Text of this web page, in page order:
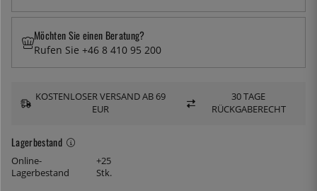
Lagerbestand
Online-
Lagerbestand
+25
Stk.
Möchten Sie einen Beratung?
Rufen Sie +46 8 410 95 200
KOSTENLOSER VERSAND AB 69
EUR
30 TAGE
RÜCKGABERECHT